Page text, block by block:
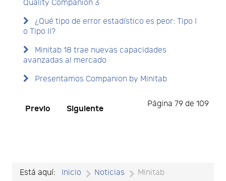
Quality Companion 3
¿Qué tipo de error estadístico es peor: Tipo I
o Tipo II?
Minitab 18 trae nuevas capacidades
avanzadas al mercado
Presentamos Companion by Minitab
Página 79 de 109
Previo Siguiente
Está aquí: Inicio Noticias Minitab